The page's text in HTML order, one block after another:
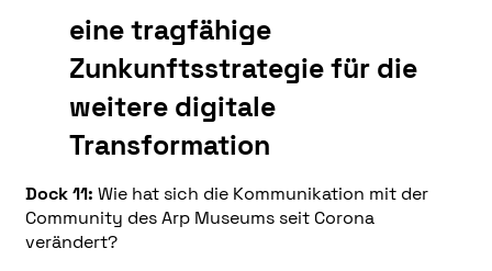
eine tragfähige
Zunkunftsstrategie für die
weitere digitale
Transformation
Dock 11: Wie hat sich die Kommunikation mit der
Community des Arp Museums seit Corona
verändert?